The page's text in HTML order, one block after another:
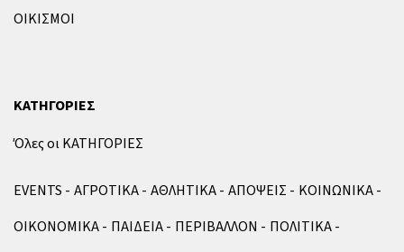
ΟΙΚΙΣΜΟΙ
ΚΑΤΗΓΟΡΙΕΣ
Όλες οι ΚΑΤΗΓΟΡΙΕΣ
EVENTS ΑΓΡΟΤΙΚΑ ΑΘΛΗΤΙΚΑ ΑΠΟΨΕΙΣ
ΚΟΙΝΩΝΙΚΑ
ΟΙΚΟΝΟΜΙΚΑ
ΠΑΙΔΕΙΑ ΠΕΡΙΒΑΛΛΟΝ
ΠΟΛΙΤΙΚΑ